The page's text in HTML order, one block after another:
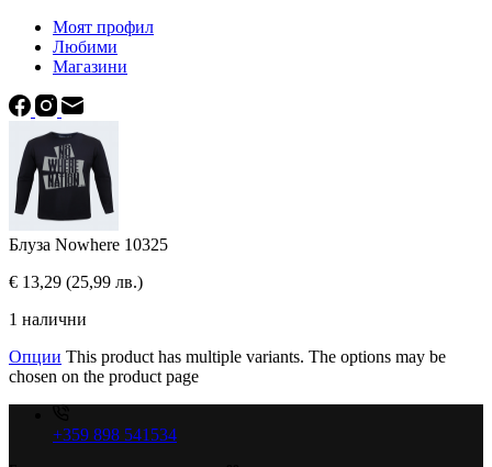
Моят профил
Любими
Магазини
Блуза Nowhere 10325
€ 13,29 (25,99 лв.)
1 налични
Опции This product has multiple variants. The options may be
chosen on the product page
+359 898 541534